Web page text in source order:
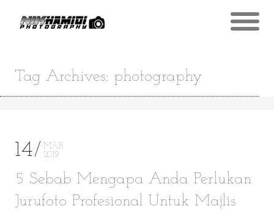
Tag Archives: photography
14
MAR
2019
5 Sebab Mengapa Anda Perlukan
Jurufoto Profesional Untuk Majlis